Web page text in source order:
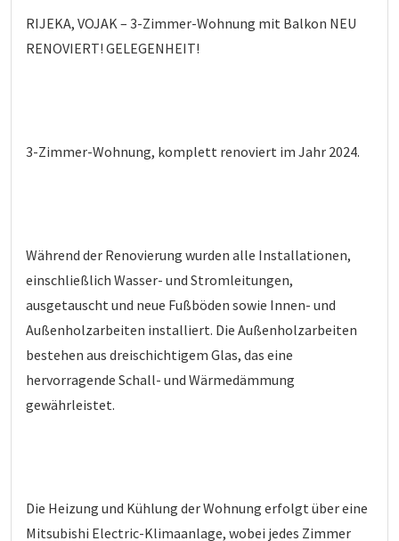
RIJEKA, VOJAK – 3-Zimmer-Wohnung mit Balkon NEU
RENOVIERT! GELEGENHEIT!
3-Zimmer-Wohnung, komplett renoviert im Jahr 2024.
Während der Renovierung wurden alle Installationen,
einschließlich Wasser- und Stromleitungen,
ausgetauscht und neue Fußböden sowie Innen- und
Außenholzarbeiten installiert. Die Außenholzarbeiten
bestehen aus dreischichtigem Glas, das eine
hervorragende Schall- und Wärmedämmung
gewährleistet.
Die Heizung und Kühlung der Wohnung erfolgt über eine
Mitsubishi Electric-Klimaanlage, wobei jedes Zimmer